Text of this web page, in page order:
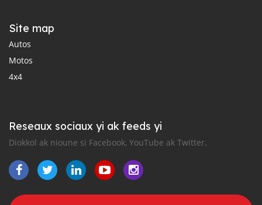
Site map
Autos
Motos
4x4
Reseaux sociaux yi ak feeds yi
Diokkol ak nioune si Facebook, YouTube ak Twitter.